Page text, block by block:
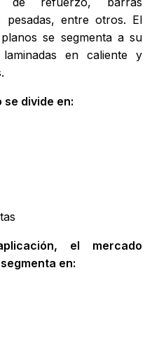
pesadas, entre otros. El
se segmenta a su
en caliente y
se divide en:
el mercado
en: